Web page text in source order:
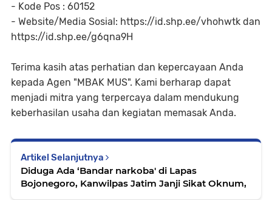
- Kode Pos : 60152
- Website/Media Sosial: https://id.shp.ee/vhohwtk dan
https://id.shp.ee/g6qna9H
Terima kasih atas perhatian dan kepercayaan Anda
kepada Agen "MBAK MUS". Kami berharap dapat
menjadi mitra yang terpercaya dalam mendukung
keberhasilan usaha dan kegiatan memasak Anda.
Artikel Selanjutnya
Diduga Ada ‘Bandar narkoba' di Lapas
Bojonegoro, Kanwilpas Jatim Janji Sikat Oknum,